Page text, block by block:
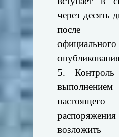
через десять
после
официального
5.
выполнением
настоящего
распоряжения
возложить